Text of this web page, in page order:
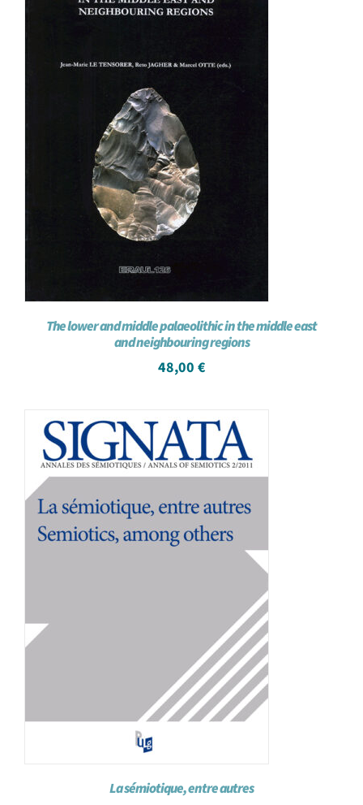
The lower and middle palaeolithic in the middle east
and neighbouring regions
48,00 €
La sémiotique, entre autres